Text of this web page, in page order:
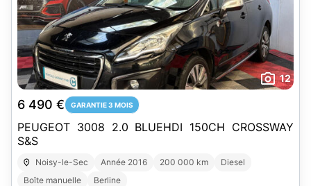
12
6 490 € GARANTIE 3 MOIS
PEUGEOT 3008 2.0 BLUEHDI 150CH CROSSWAY
S&S
Noisy-le-Sec Année 2016 200 000 km
Diesel
Boîte manuelle
Berline